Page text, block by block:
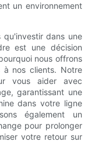
un environnement
qu'investir dans une
est une décision
nous offrons
à nos clients. Notre
vous aider avec
garantissant une
dans votre ligne
également un
pour prolonger
votre retour sur